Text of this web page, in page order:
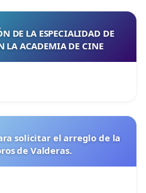
DE LA ESPECIALIDAD DE
LA ACADEMIA DE CINE
solicitar el arreglo de la
de Valderas.